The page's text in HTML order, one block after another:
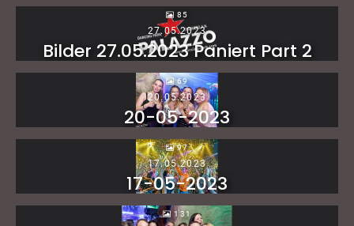
85
27.05.2023
Bilder 27.05.2023 Paniert Part 2
69
20.05.2023
20-05-2023
97
17.05.2023
17-05-2023
131